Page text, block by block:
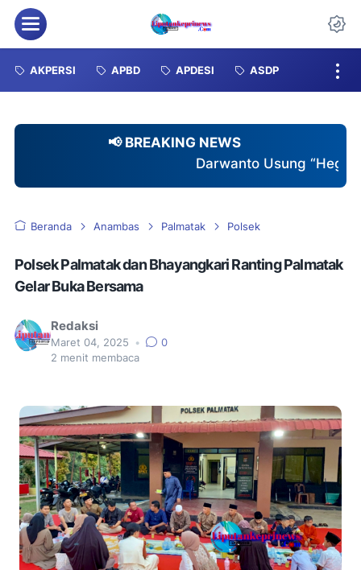
Menu
AKPERSI APBD APDESI ASDP
📢 BREAKING NEWS
Darwanto Usung “Hegarmukti Istimewa”,
Beranda Anambas Palmatak Polsek
Polsek Palmatak dan Bhayangkari Ranting Palmatak
Gelar Buka Bersama
Redaksi
Maret 04, 2025 •
0
2 menit membaca